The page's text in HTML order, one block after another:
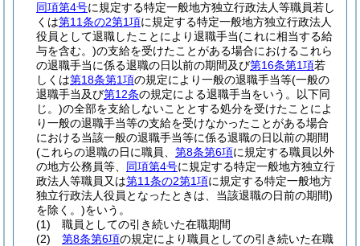
同項第4号に規定する特定一般地方独立行政法人等職員若し
くは第11条の2第1項に規定する特定一般地方独立行政法人
役員として退職したことにより退職手当(これに相当する給
与を含む。)の支給を受けたことがある場合におけるこれら
の退職手当に係る退職の日以前の期間及び第16条第1項若
しくは第18条第1項の規定により一般の退職手当等(一般の
退職手当及び第12条の規定による退職手当をいう。以下同
じ。)の全部を支給しないこととする処分を受けたことによ
り一般の退職手当等の支給を受けなかったことがある場合
における当該一般の退職手当等に係る退職の日以前の期間
(これらの退職の日に職員、 第8条第6項に規定する職員以外
の地方公務員等、 同項第4号に規定する特定一般地方独立行
政法人等職員又は第11条の2第1項に規定する特定一般地方
独立行政法人役員となったときは、当該退職の日前の期間)
を除く。)をいう。
(1)
職員としての引き続いた在職期間
(2)
第8条第6項の規定により職員としての引き続いた在職